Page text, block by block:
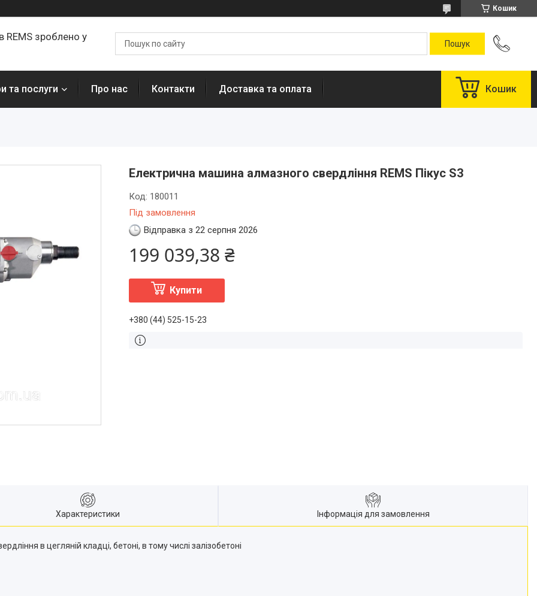
Кошик
REMS зроблено у
та послуги Про нас Контакти Доставка та оплата Кошик
Електрична машина алмазного свердління REMS Пікус S3
Під замовлення
Код: 180011
Відправка з 22 серпня 2026
199 039,38 ₴
Купити
+380 (44) 525-15-23
Характеристики Інформація для замовлення
в цегляній кладці, бетоні, в тому числі залізобетоні